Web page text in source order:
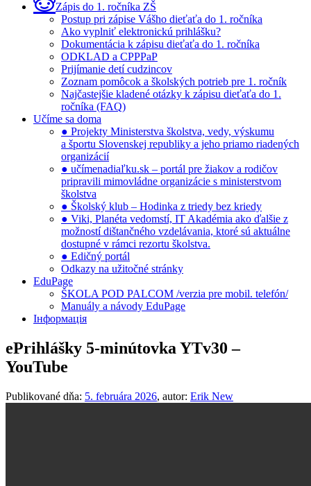
Zápis do 1. ročníka ZŠ
Postup pri zápise Vášho dieťaťa do 1. ročníka
Ako vyplniť elektronickú prihlášku?
Dokumentácia k zápisu dieťaťa do 1. ročníka
ODKLAD a CPPPaP
Prijímanie detí cudzincov
Zoznam pomôcok a školských potrieb pre 1. ročník
Najčastejšie kladené otázky k zápisu dieťaťa do 1.
ročníka (FAQ)
Učíme sa doma
● Projekty Ministerstva školstva, vedy, výskumu
a športu Slovenskej republiky a jeho priamo riadených
organizácií
● učímenadiaľku.sk – portál pre žiakov a rodičov
pripravili mimovládne organizácie s ministerstvom
školstva
● Školský klub – Hodinka z triedy bez kriedy
● Viki, Planéta vedomstí, IT Akadémia ako ďalšie z
možností dištančného vzdelávania, ktoré sú aktuálne
dostupné v rámci rezortu školstva.
● Edičný portál
Odkazy na užitočné stránky
EduPage
ŠKOLA POD PALCOM /verzia pre mobil. telefón/
Manuály a návody EduPage
Інформація
ePrihlášky 5-minútovka YTv30 –
YouTube
Publikované dňa: 5. februára 2026, autor: Erik New